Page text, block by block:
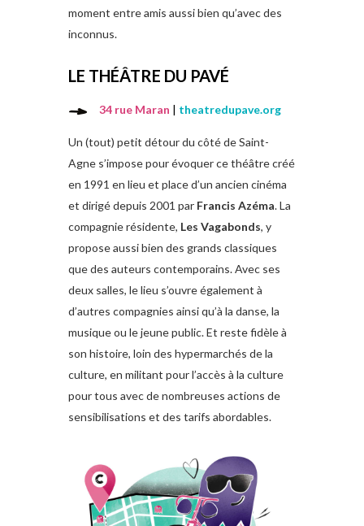
moment entre amis aussi bien qu’avec des
inconnus.
LE THÉÂTRE DU PAVÉ
34 rue Maran | theatredupave.org
Un (tout) petit détour du côté de Saint-
Agne s’impose pour évoquer ce théâtre créé
en 1991 en lieu et place d’un ancien cinéma
et dirigé depuis 2001 par Francis Azéma. La
compagnie résidente, Les Vagabonds, y
propose aussi bien des grands classiques
que des auteurs contemporains. Avec ses
deux salles, le lieu s’ouvre également à
d’autres compagnies ainsi qu’à la danse, la
musique ou le jeune public. Et reste fidèle à
son histoire, loin des hypermarchés de la
culture, en militant pour l’accès à la culture
pour tous avec de nombreuses actions de
sensibilisations et des tarifs abordables.